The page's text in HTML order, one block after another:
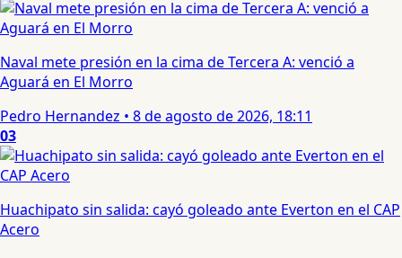
Naval mete presión en la cima de Tercera A: venció a
Aguará en El Morro
Pedro Hernandez • 8 de agosto de 2026, 18:11
03
Huachipato sin salida: cayó goleado ante Everton en el CAP
Acero